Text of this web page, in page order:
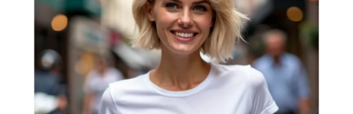
hvězdiček.